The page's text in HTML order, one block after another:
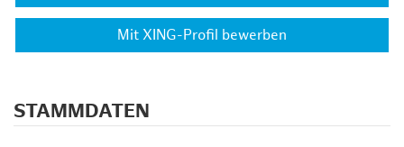
Mit XING-Profil bewerben
STAMMDATEN